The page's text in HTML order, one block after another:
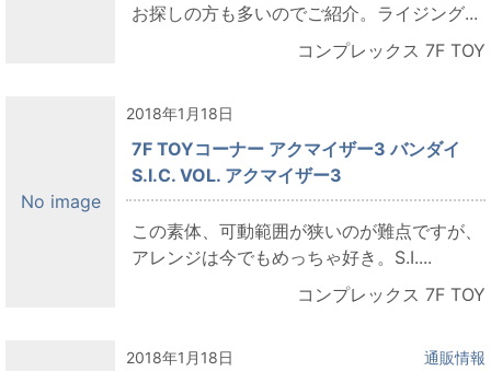
お探しの方も多いのでご紹介。ライジング...
コンプレックス 7F TOY
No image
2018年1月18日
7F TOYコーナー アクマイザー3 バンダイ
S.I.C. VOL. アクマイザー3
この素体、可動範囲が狭いのが難点ですが、
アレンジは今でもめっちゃ好き。S.I....
コンプレックス 7F TOY
2018年1月18日 通販情報